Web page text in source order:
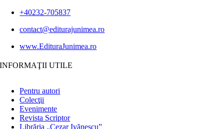
+40232-705837
contact@editurajunimea.ro
www.EdituraJunimea.ro
INFORMAŢII UTILE
Pentru autori
Colecţii
Evenimente
Revista Scriptor
Librăria „Cezar Ivănescu”